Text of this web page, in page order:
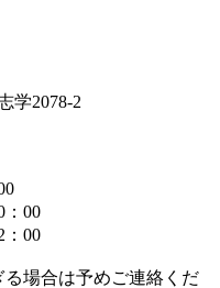
学2078-2
：00
：00
る場合は予めご連絡くだ